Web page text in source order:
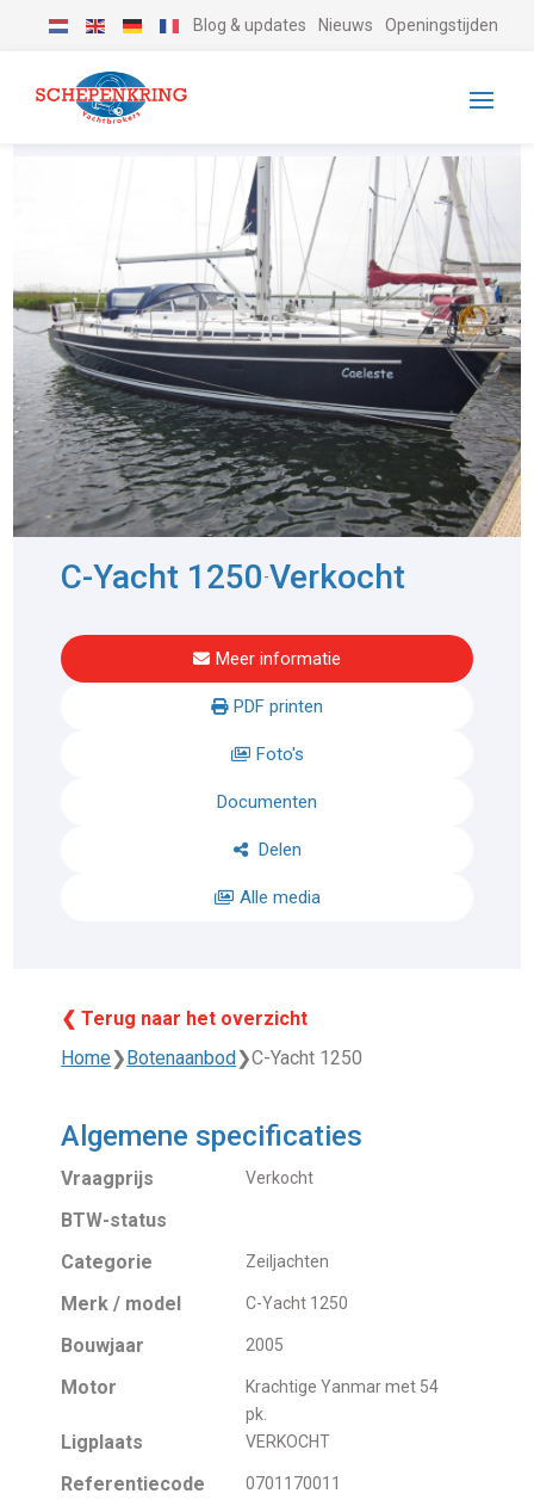
Blog & updates Nieuws Openingstijden
C-Yacht 1250-Verkocht
Meer informatie
PDF printen
Foto's
Documenten
Delen
Alle media
❮ Terug naar het overzicht
Home❯ Botenaanbod ❯C-Yacht 1250
Algemene specificaties
Vraagprijs Verkocht
BTW-status
Categorie
Zeiljachten
Merk / model C-Yacht 1250
Bouwjaar 2005
Motor
Krachtige Yanmar met 54
pk.
Ligplaats VERKOCHT
Referentiecode 0701170011